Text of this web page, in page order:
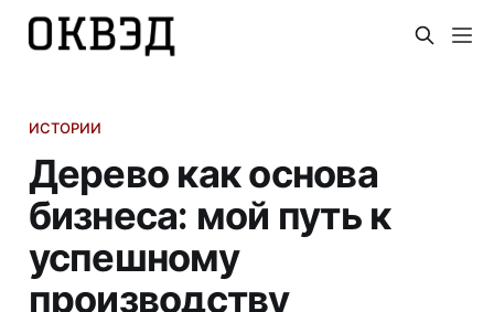
ИСТОРИИ
Дерево как основа
бизнеса: мой путь к
успешному
производству